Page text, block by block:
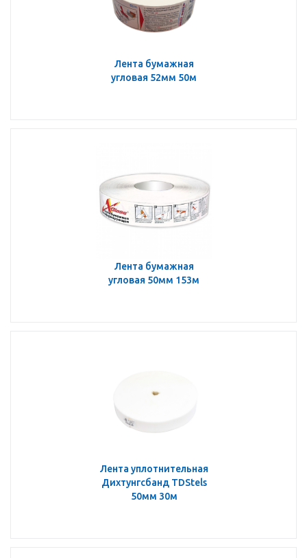
Лента бумажная
угловая 52мм 50м
Лента бумажная
угловая 50мм 153м
Лента уплотнительная
Дихтунгсбанд TDStels
50мм 30м